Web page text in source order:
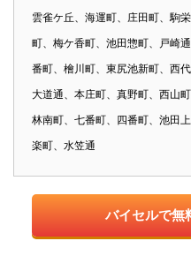
雲雀ケ丘、海運町、庄田町、駒
町、梅ケ香町、池田惣町、戸崎
番町、檜川町、東尻池新町、西
大道通、本庄町、真野町、西山
林南町、七番町、四番町、池田
楽町、水笠通
バイセルで無